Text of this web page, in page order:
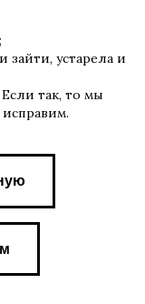
зайти, устарела и
так, то мы